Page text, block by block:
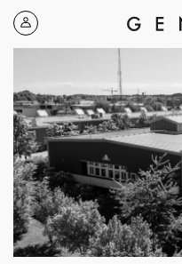
Genova
Property
Group